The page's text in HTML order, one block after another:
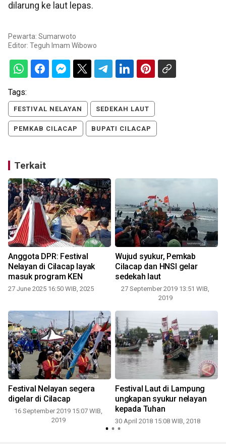
dilarung ke laut lepas.
Pewarta: Sumarwoto
Editor: Teguh Imam Wibowo
Tags:
FESTIVAL NELAYAN SEDEKAH LAUT
PEMKAB CILACAP BUPATI CILACAP
Terkait
Anggota DPR: Festival
Nelayan di Cilacap layak
masuk program KEN
27 June 2025 16:50 WIB, 2025
Wujud syukur, Pemkab
Cilacap dan HNSI gelar
sedekah laut
27 September 2019 13:51 WIB,
2019
Festival Nelayan segera
digelar di Cilacap
16 September 2019 15:07 WIB,
2019
Festival Laut di Lampung
ungkapan syukur nelayan
kepada Tuhan
30 April 2018 15:08 WIB, 2018